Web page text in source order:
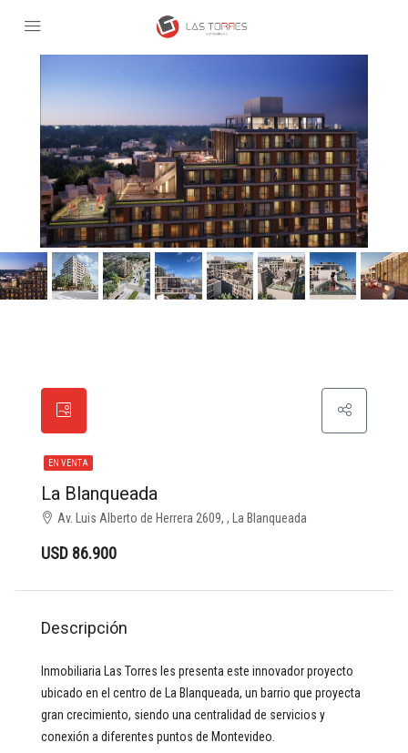
EN VENTA
La Blanqueada
Av. Luis Alberto de Herrera 2609, , La Blanqueada
USD 86.900
Descripción
Inmobiliaria Las Torres les presenta este innovador proyecto
ubicado en el centro de La Blanqueada, un barrio que proyecta
gran crecimiento, siendo una centralidad de servicios y
conexión a diferentes puntos de Montevideo.